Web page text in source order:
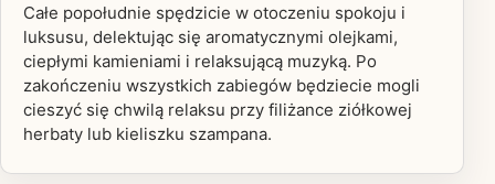
Całe popołudnie spędzicie w otoczeniu spokoju i
luksusu, delektując się aromatycznymi olejkami,
ciepłymi kamieniami i relaksującą muzyką. Po
zakończeniu wszystkich zabiegów będziecie mogli
cieszyć się chwilą relaksu przy filiżance ziółkowej
herbaty lub kieliszku szampana.